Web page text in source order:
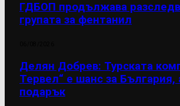
ГДБОП продължава
групата за фентанил
Делян Добрев: Турската
Тервел“ е шанс за България,
подарък